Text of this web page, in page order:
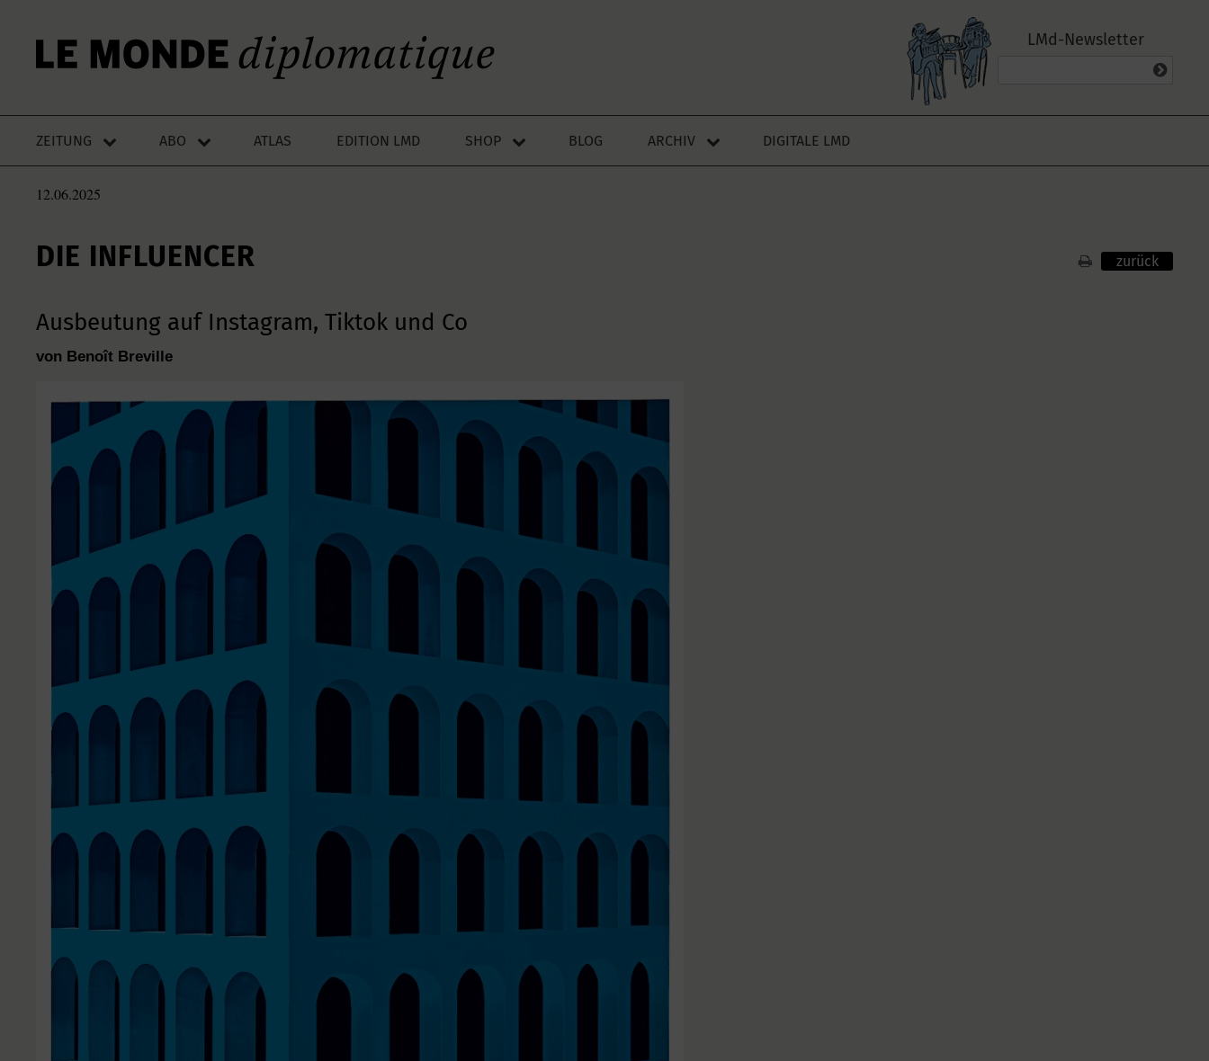
LMd-Newsletter
ZEITUNG ABO ATLAS EDITION LMD SHOP BLOG ARCHIV DIGITALE LMD
12.06.2025
DIE INFLUENCER zurück
Ausbeutung auf Instagram, Tiktok und Co
von Benoît Breville